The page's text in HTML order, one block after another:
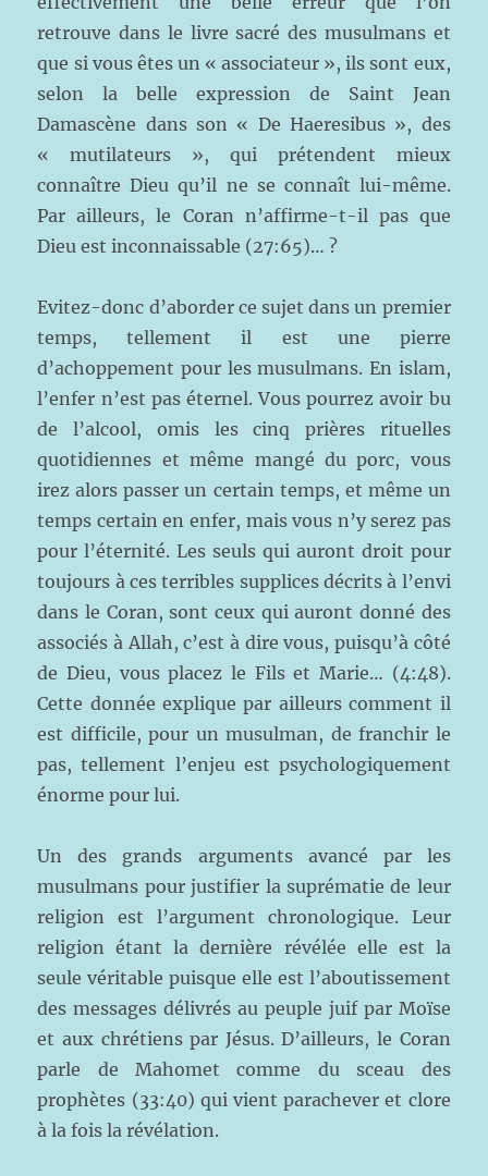
retrouve dans le livre sacré des musulmans et
que si vous êtes un « associateur », ils sont eux,
selon la belle expression de Saint Jean
Damascène dans son « De Haeresibus », des
« mutilateurs », qui prétendent mieux
connaître Dieu qu’il ne se connaît lui-même.
Par ailleurs, le Coran n’affirme-t-il pas que
Dieu est inconnaissable (27:65)… ?
Evitez-donc d’aborder ce sujet dans un premier
temps, tellement il est une pierre
d’achoppement pour les musulmans. En islam,
l’enfer n’est pas éternel. Vous pourrez avoir bu
de l’alcool, omis les cinq prières rituelles
quotidiennes et même mangé du porc, vous
irez alors passer un certain temps, et même un
temps certain en enfer, mais vous n’y serez pas
pour l’éternité. Les seuls qui auront droit pour
toujours à ces terribles supplices décrits à l’envi
dans le Coran, sont ceux qui auront donné des
associés à Allah, c’est à dire vous, puisqu’à côté
de Dieu, vous placez le Fils et Marie… (4:48).
Cette donnée explique par ailleurs comment il
est difficile, pour un musulman, de franchir le
pas, tellement l’enjeu est psychologiquement
énorme pour lui.
Un des grands arguments avancé par les
musulmans pour justifier la suprématie de leur
religion est l’argument chronologique. Leur
religion étant la dernière révélée elle est la
seule véritable puisque elle est l’aboutissement
des messages délivrés au peuple juif par Moïse
et aux chrétiens par Jésus. D’ailleurs, le Coran
parle de Mahomet comme du sceau des
prophètes (33:40) qui vient parachever et clore
à la fois la révélation.